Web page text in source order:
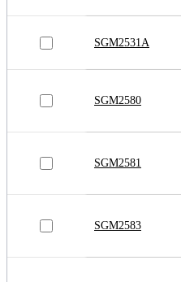
SGM2531A
SGM2580
SGM2581
SGM2583